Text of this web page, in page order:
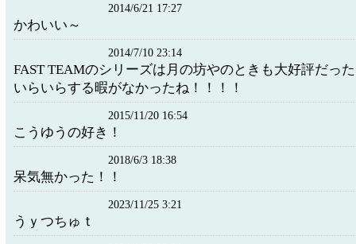
2014/6/21 17:27
かわいい～
2014/7/10 23:14
FAST TEAMのシリーズは月の坊やのときも大好評だっ
いらいらする暇がなかったね！！！！
2015/11/20 16:54
こうゆうの好き！
2018/6/3 18:38
呆気無かった！！
2023/11/25 3:21
うｙつちゅｔ